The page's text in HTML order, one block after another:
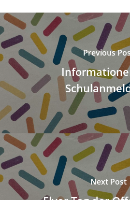
Previous
Next Post